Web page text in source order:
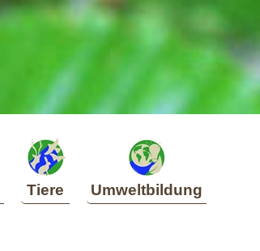
Tiere Umweltbildung